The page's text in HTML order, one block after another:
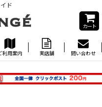
ド
カート
利用案内 実店舗 問い合わせ